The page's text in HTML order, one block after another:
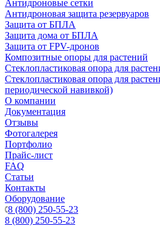
Антидроновые сетки
Антидроновая защита резервуаров
Защита от БПЛА
Защита дома от БПЛА
Защита от FPV-дронов
Композитные опоры для растений
Стеклопластиковая опора для
Стеклопластиковая опора для
периодической навивкой)
О компании
Документация
Отзывы
Фотогалерея
Портфолио
Прайс-лист
FAQ
Статьи
Контакты
Оборудование
8 (800) 250-55-23
8 (800) 250-55-23